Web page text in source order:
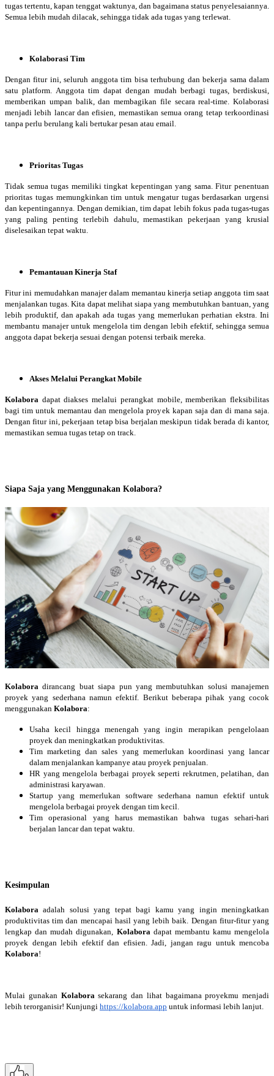
tugas tertentu, kapan tenggat waktunya, dan bagaimana status penyelesaiannya.
Semua lebih mudah dilacak, sehingga tidak ada tugas yang terlewat.
Kolaborasi Tim
Dengan fitur ini, seluruh anggota tim bisa terhubung dan bekerja sama dalam
satu platform. Anggota tim dapat dengan mudah berbagi tugas, berdiskusi,
memberikan umpan balik, dan membagikan file secara real-time. Kolaborasi
menjadi lebih lancar dan efisien, memastikan semua orang tetap terkoordinasi
tanpa perlu berulang kali bertukar pesan atau email.
Prioritas Tugas
Tidak semua tugas memiliki tingkat kepentingan yang sama. Fitur penentuan
prioritas tugas memungkinkan tim untuk mengatur tugas berdasarkan urgensi
dan kepentingannya. Dengan demikian, tim dapat lebih fokus pada tugas-tugas
yang paling penting terlebih dahulu, memastikan pekerjaan yang krusial
diselesaikan tepat waktu.
Pemantauan Kinerja Staf
Fitur ini memudahkan manajer dalam memantau kinerja setiap anggota tim saat
menjalankan tugas. Kita dapat melihat siapa yang membutuhkan bantuan, yang
lebih produktif, dan apakah ada tugas yang memerlukan perhatian ekstra. Ini
membantu manajer untuk mengelola tim dengan lebih efektif, sehingga semua
anggota dapat bekerja sesuai dengan potensi terbaik mereka.
Akses Melalui Perangkat Mobile
Kolabora dapat diakses melalui perangkat mobile, memberikan fleksibilitas
bagi tim untuk memantau dan mengelola proyek kapan saja dan di mana saja.
Dengan fitur ini, pekerjaan tetap bisa berjalan meskipun tidak berada di kantor,
memastikan semua tugas tetap on track.
Siapa Saja yang Menggunakan Kolabora?
Kolaboradirancang buat siapa pun yang membutuhkan solusi manajemen
proyek yang sederhana namun efektif. Berikut beberapa pihak yang cocok
menggunakan Kolabora:
Usaha kecil hingga menengah yang ingin merapikan pengelolaan
proyek dan meningkatkan produktivitas.
Tim marketing dan sales yang memerlukan koordinasi yang lancar
dalam menjalankan kampanye atau proyek penjualan.
HR yang mengelola berbagai proyek seperti rekrutmen, pelatihan, dan
administrasi karyawan.
Startup yang memerlukan software sederhana namun efektif untuk
mengelola berbagai proyek dengan tim kecil.
Tim operasional yang harus memastikan bahwa tugas sehari-hari
berjalan lancar dan tepat waktu.
Kesimpulan
Kolabora adalah solusi yang tepat bagi kamu yang ingin meningkatkan
produktivitas tim dan mencapai hasil yang lebih baik. Dengan fitur-fitur yang
lengkap dan mudah digunakan, Kolabora dapat membantu kamu mengelola
proyek dengan lebih efektif dan efisien. Jadi, jangan ragu untuk mencoba
Kolabora!
Mulai gunakan Kolaborasekarang dan lihat bagaimana proyekmu menjadi
lebih terorganisir! Kunjungi https://kolabora.app untuk informasi lebih lanjut.